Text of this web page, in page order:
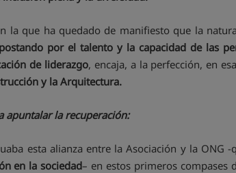
la que ha quedado de manifiesto que la
por el talento y la capacidad de las
de liderazgo, encaja, a la perfección, en
y la Arquitectura.
apuntalar la recuperación:
esta alianza entre la Asociación y la ONG -
en la sociedad– en estos primeros compases